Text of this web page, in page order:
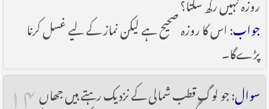
جواب: اس کا روزہ صحیح ہے لیکن نماز کے لیے غسل کرنا
پڑےگا۔
۱۴ سوال: جو لوگ قطب شمالی کے نزدیک رہتے ہیں جھاں